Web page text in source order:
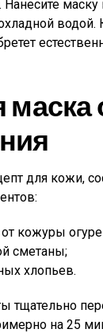
Нанесите маску
водой.
для кожи,
кожуры
сметаны;
хлопьев.
тщательно
на 25